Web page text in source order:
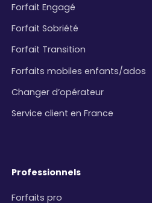
Forfait Engagé
Forfait Sobriété
Forfait Transition
Forfaits mobiles enfants/ados
Changer d’opérateur
Service client en France
Professionnels
Forfaits pro